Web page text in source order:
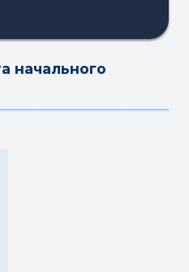
начального